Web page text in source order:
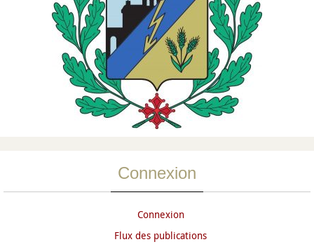
Connexion
Connexion
Flux des publications